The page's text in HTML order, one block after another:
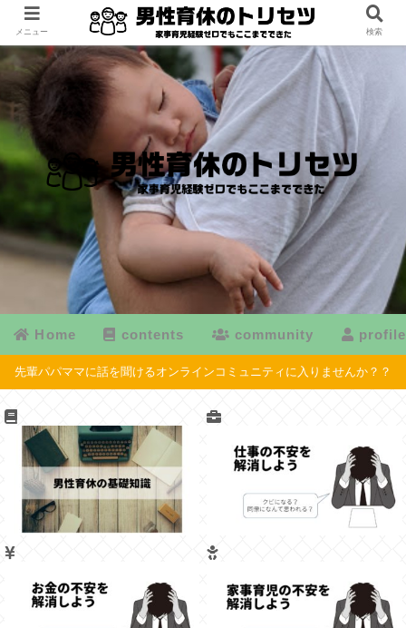
Home contents community profile
先輩パパママに話を聞けるオンラインコミュニティに入りませんか？？
メニュー 検索